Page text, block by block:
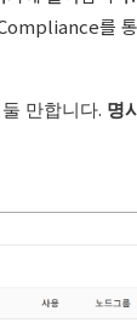
를 통
만합니다. 명